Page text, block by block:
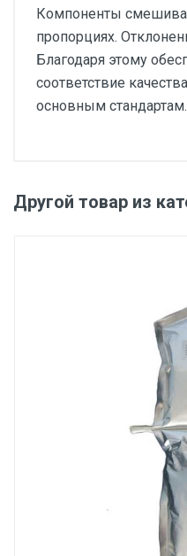
Компоненты
пропорциях.
Благодаря этому
соответствие
основным стандартам.
Другой товар из